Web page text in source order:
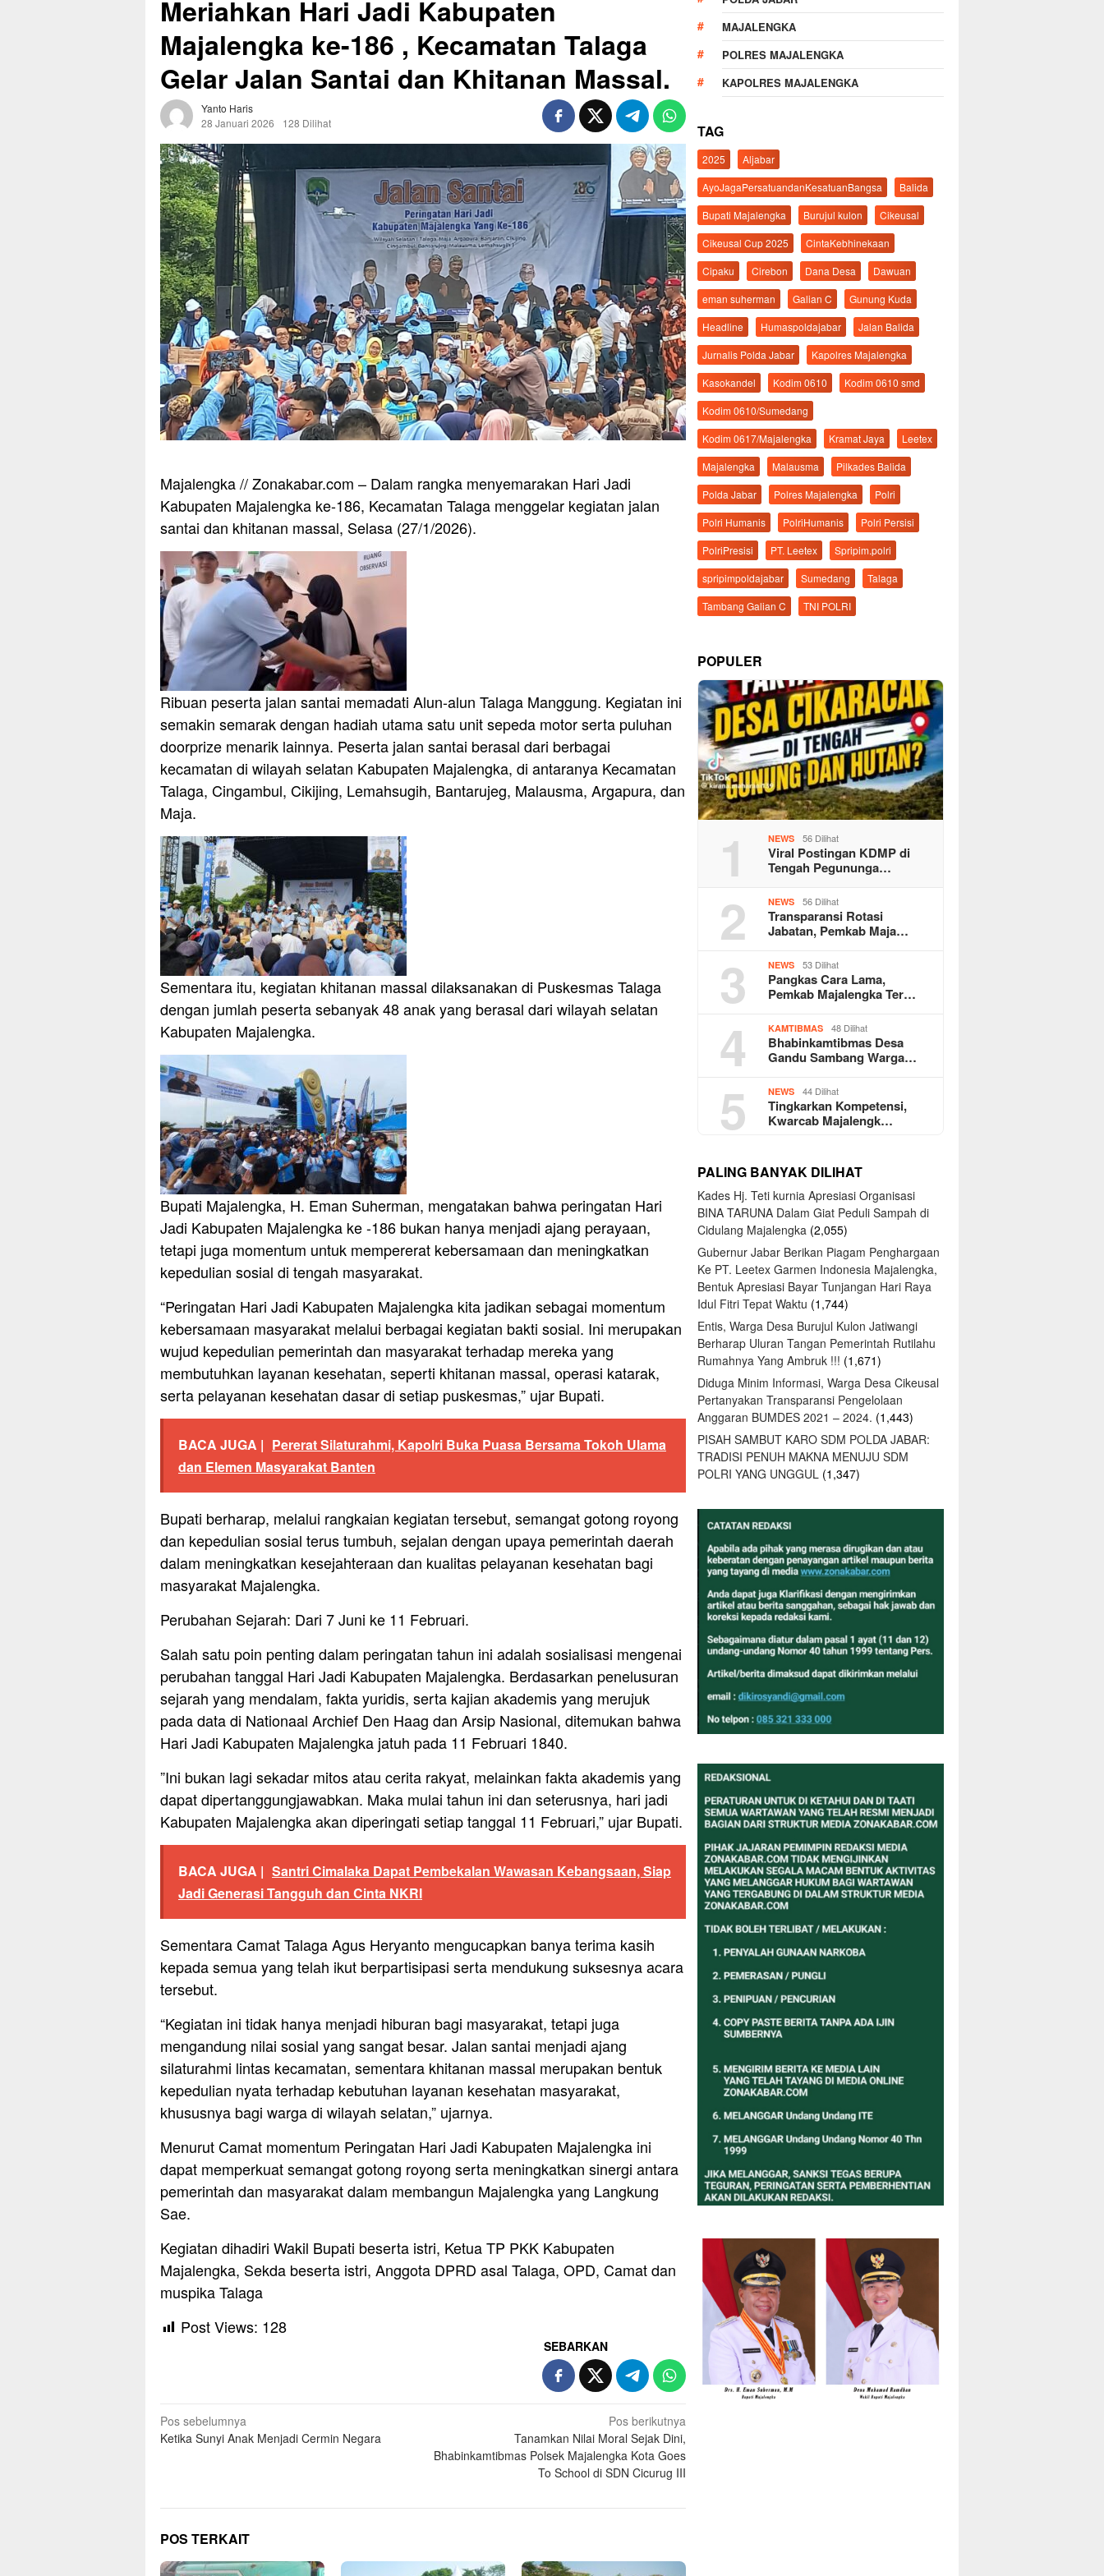
Meriahkan Hari Jadi Kabupaten
Majalengka ke-186 , Kecamatan Talaga
Gelar Jalan Santai dan Khitanan Massal.
Yanto Haris
28 Januari 2026
128 Dilihat
Majalengka // Zonakabar.com – Dalam rangka menyemarakan Hari Jadi
Kabupaten Majalengka ke-186, Kecamatan Talaga menggelar kegiatan jalan
santai dan khitanan massal, Selasa (27/1/2026).
Ribuan peserta jalan santai memadati Alun-alun Talaga Manggung. Kegiatan ini
semakin semarak dengan hadiah utama satu unit sepeda motor serta puluhan
doorprize menarik lainnya. Peserta jalan santai berasal dari berbagai
kecamatan di wilayah selatan Kabupaten Majalengka, di antaranya Kecamatan
Talaga, Cingambul, Cikijing, Lemahsugih, Bantarujeg, Malausma, Argapura, dan
Maja.
Sementara itu, kegiatan khitanan massal dilaksanakan di Puskesmas Talaga
dengan jumlah peserta sebanyak 48 anak yang berasal dari wilayah selatan
Kabupaten Majalengka.
Bupati Majalengka, H. Eman Suherman, mengatakan bahwa peringatan Hari
Jadi Kabupaten Majalengka ke -186 bukan hanya menjadi ajang perayaan,
tetapi juga momentum untuk mempererat kebersamaan dan meningkatkan
kepedulian sosial di tengah masyarakat.
“Peringatan Hari Jadi Kabupaten Majalengka kita jadikan sebagai momentum
kebersamaan masyarakat melalui berbagai kegiatan bakti sosial. Ini merupakan
wujud kepedulian pemerintah dan masyarakat terhadap mereka yang
membutuhkan layanan kesehatan, seperti khitanan massal, operasi katarak,
serta pelayanan kesehatan dasar di setiap puskesmas,” ujar Bupati.
BACA JUGA | Pererat Silaturahmi, Kapolri Buka Puasa Bersama Tokoh Ulama
dan Elemen Masyarakat Banten
Bupati berharap, melalui rangkaian kegiatan tersebut, semangat gotong royong
dan kepedulian sosial terus tumbuh, sejalan dengan upaya pemerintah daerah
dalam meningkatkan kesejahteraan dan kualitas pelayanan kesehatan bagi
masyarakat Majalengka.
Perubahan Sejarah: Dari 7 Juni ke 11 Februari.
​Salah satu poin penting dalam peringatan tahun ini adalah sosialisasi mengenai
perubahan tanggal Hari Jadi Kabupaten Majalengka. Berdasarkan penelusuran
sejarah yang mendalam, fakta yuridis, serta kajian akademis yang merujuk
pada data di Nationaal Archief Den Haag dan Arsip Nasional, ditemukan bahwa
Hari Jadi Kabupaten Majalengka jatuh pada 11 Februari 1840.
​”Ini bukan lagi sekadar mitos atau cerita rakyat, melainkan fakta akademis yang
dapat dipertanggungjawabkan. Maka mulai tahun ini dan seterusnya, hari jadi
Kabupaten Majalengka akan diperingati setiap tanggal 11 Februari,” ujar Bupati.
BACA JUGA | Santri Cimalaka Dapat Pembekalan Wawasan Kebangsaan, Siap
Jadi Generasi Tangguh dan Cinta NKRI
Sementara Camat Talaga Agus Heryanto mengucapkan banya terima kasih
kepada semua yang telah ikut berpartisipasi serta mendukung suksesnya acara
tersebut.
“Kegiatan ini tidak hanya menjadi hiburan bagi masyarakat, tetapi juga
mengandung nilai sosial yang sangat besar. Jalan santai menjadi ajang
silaturahmi lintas kecamatan, sementara khitanan massal merupakan bentuk
kepedulian nyata terhadap kebutuhan layanan kesehatan masyarakat,
khususnya bagi warga di wilayah selatan,” ujarnya.
Menurut Camat momentum Peringatan Hari Jadi Kabupaten Majalengka ini
dapat memperkuat semangat gotong royong serta meningkatkan sinergi antara
pemerintah dan masyarakat dalam membangun Majalengka yang Langkung
Sae.
Kegiatan dihadiri Wakil Bupati beserta istri, Ketua TP PKK Kabupaten
Majalengka, Sekda beserta istri, Anggota DPRD asal Talaga, OPD, Camat dan
muspika Talaga
Post Views: 128
SEBARKAN
Navigasi
pos
Pos sebelumnya
Ketika Sunyi Anak Menjadi Cermin Negara
Pos berikutnya
Tanamkan Nilai Moral Sejak Dini,
Bhabinkamtibmas Polsek Majalengka Kota Goes
To School di SDN Cicurug III
POS TERKAIT
MAJALENGKA
POLRES MAJALENGKA
KAPOLRES MAJALENGKA
TAG
2025
Aljabar
AyoJagaPersatuandanKesatuanBangsa
Balida
Bupati Majalengka
Burujul kulon
Cikeusal
Cikeusal Cup 2025
CintaKebhinekaan
Cipaku
Cirebon Dana Desa
Dawuan
eman suherman
Galian C
Gunung Kuda
Headline
Humaspoldajabar
Jalan Balida
Jurnalis Polda Jabar
Kapolres Majalengka
Kasokandel
Kodim 0610
Kodim 0610 smd
Kodim 0610/Sumedang
Kodim 0617/Majalengka
Kramat Jaya
Leetex
Majalengka
Malausma
Pilkades Balida
Polda Jabar
Polres Majalengka
Polri
Polri Humanis
PolriHumanis
Polri Persisi
PolriPresisi
PT. Leetex
Spripim.polri
spripimpoldajabar
Sumedang
Talaga
Tambang Galian C
TNI POLRI
POPULER
1 NEWS 56 Dilihat
Viral Postingan KDMP di
Tengah Pegununga…
2 NEWS 56 Dilihat
Transparansi Rotasi
Jabatan, Pemkab Maja…
3 NEWS 53 Dilihat
Pangkas Cara Lama,
Pemkab Majalengka Ter…
4 KAMTIBMAS 48 Dilihat
Bhabinkamtibmas Desa
Gandu Sambang Warga…
5 NEWS 44 Dilihat
Tingkarkan Kompetensi,
Kwarcab Majalengk…
PALING BANYAK DILIHAT
Kades Hj. Teti kurnia Apresiasi Organisasi
BINA TARUNA Dalam Giat Peduli Sampah di
Cidulang Majalengka (2,055)
Gubernur Jabar Berikan Piagam Penghargaan
Ke PT. Leetex Garmen Indonesia Majalengka,
Bentuk Apresiasi Bayar Tunjangan Hari Raya
Idul Fitri Tepat Waktu (1,744)
Entis, Warga Desa Burujul Kulon Jatiwangi
Berharap Uluran Tangan Pemerintah Rutilahu
Rumahnya Yang Ambruk !!! (1,671)
Diduga Minim Informasi, Warga Desa Cikeusal
Pertanyakan Transparansi Pengelolaan
Anggaran BUMDES 2021 – 2024. (1,443)
PISAH SAMBUT KARO SDM POLDA JABAR:
TRADISI PENUH MAKNA MENUJU SDM
POLRI YANG UNGGUL (1,347)